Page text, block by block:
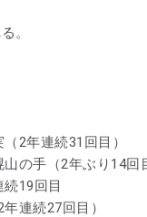
。
2年連続31回目）
の手（2年ぶり14回
19回目
連続27回目）